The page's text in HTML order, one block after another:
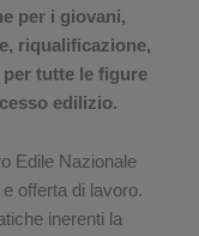
per i giovani,
riqualificazione,
tutte le figure
edilizio.
Edile Nazionale
offerta di lavoro.
inerenti la